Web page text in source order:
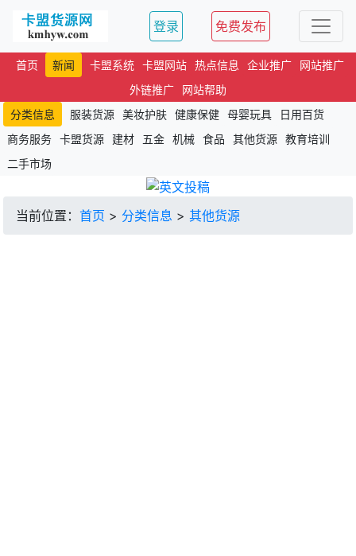
登录 免费发布
首页 新闻 卡盟系统 卡盟网站 热点信息 企业推广
网站推广
外链推广
网站帮助
分类信息
服装货源 美妆护肤 健康保健 母婴玩具
日用百货
商务服务 卡盟货源 建材 五金 机械 食品 其他货源 教育培训
二手市场
当前位置： 首页 > 分类信息 > 其他货源